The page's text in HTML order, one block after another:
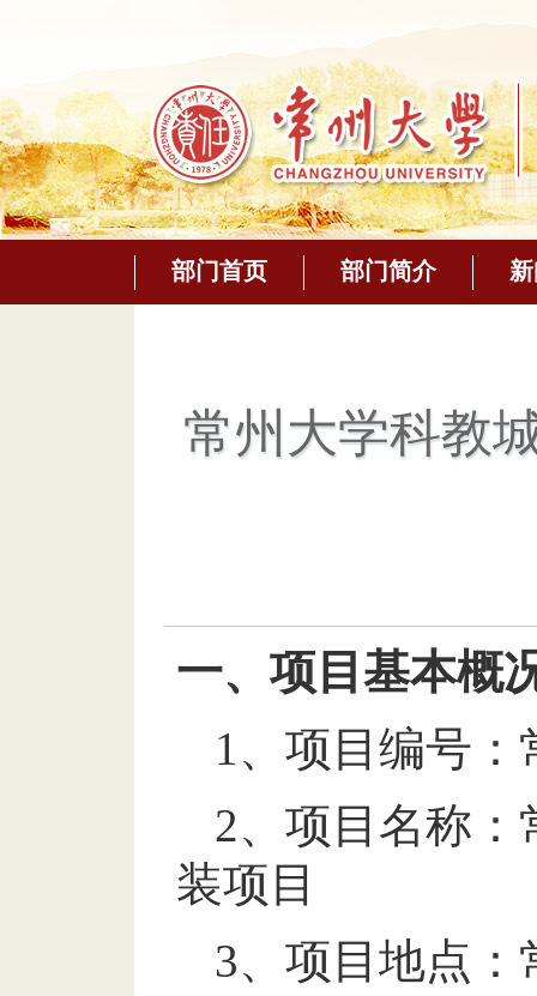
部门首页 部门简介
常州大学科教
一、项目 基本概
1、 项目编号：
2、项目 名称：
装项目
3、 项目 地点：